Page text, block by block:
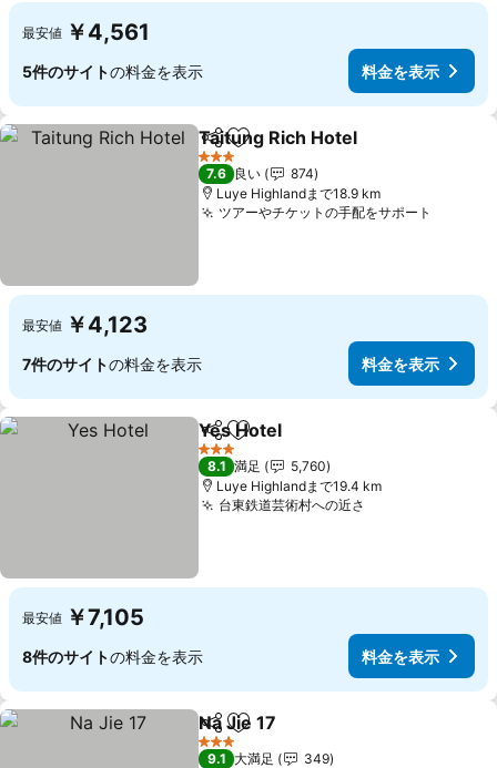
最安値 ￥4,561
5件のサイトの料金を表示 料金を表示
シェアお気に入りに追加
Taitung Rich Hotel
3 ホテルのランク
7.6 良い
874
Luye Highlandまで18.9 km
ツアーやチケットの手配をサポート
最安値 ￥4,123
7件のサイトの料金を表示 料金を表示
シェアお気に入りに追加
Yes Hotel
3 ホテルのランク
8.1 満足
5,760
Luye Highlandまで19.4 km
台東鉄道芸術村への近さ
最安値 ￥7,105
8件のサイトの料金を表示 料金を表示
シェアお気に入りに追加
Na Jie 17
3 ホテルのランク
9.1 大満足
349